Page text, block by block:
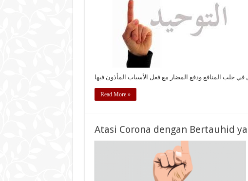
Read More »
Atasi Corona dengan Bertauhid